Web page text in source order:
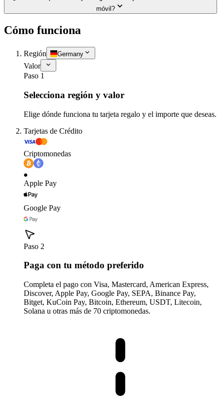
móvil?
Cómo funciona
Región Germany
Valor
Paso 1
Selecciona región y valor
Elige dónde funciona tu tarjeta regalo y el importe que deseas.
Tarjetas de Crédito
Criptomonedas
Apple Pay
Google Pay
Paso 2
Paga con tu método preferido
Completa el pago con Visa, Mastercard, American Express,
Discover, Apple Pay, Google Pay, SEPA, Binance Pay,
Bitget, KuCoin Pay, Bitcoin, Ethereum, USDT, Litecoin,
Solana u otras más de 70 criptomonedas.